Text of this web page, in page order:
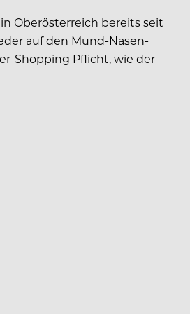
Oberösterreich bereits seit
auf den Mund-Nasen-
Shopping Pflicht, wie der